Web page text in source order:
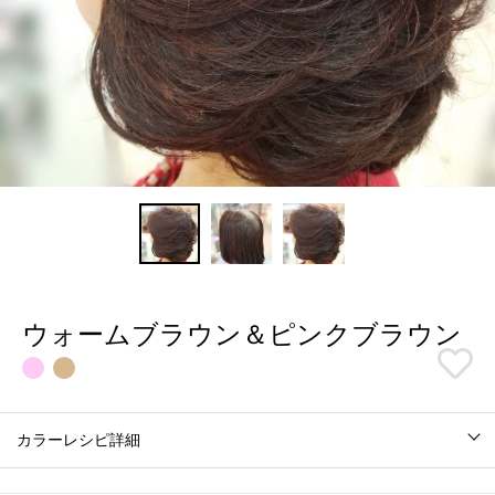
ウォームブラウン＆ピンクブラウン
カラーレシピ詳細